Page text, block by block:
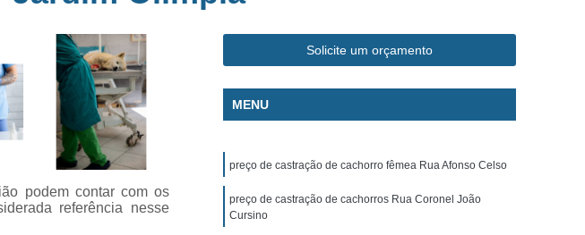
em Animais
Exame de Eletrocardiograma em Cachorro
Eletrocardiograma em Cães
Exame de Eletrocardiograma em Gatos
para Animais
Exame de Eletrocardiograma para Cachorro
Exame de Eletrocardiograma para Cachorro Caçapava
de Eletrocardiograma para Cachorro São José dos Campos
Exame de Eletrocardiograma para Cachorros e Gatos
podem contar com os
referência nesse
Solicite um orçamento
MENU
preço de castração de cachorro fêmea Rua Afonso Celso
preço de castração de cachorros Rua Coronel João
Cursino